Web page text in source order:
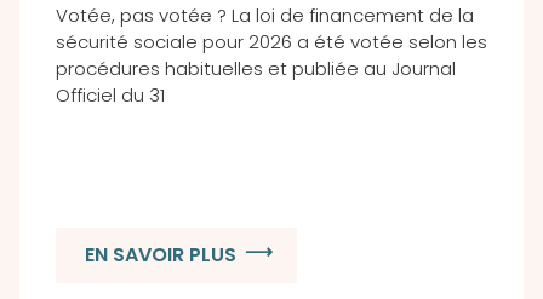
Votée, pas votée ? La loi de financement de la
sécurité sociale pour 2026 a été votée selon les
procédures habituelles et publiée au Journal
Officiel du 31
EN SAVOIR PLUS